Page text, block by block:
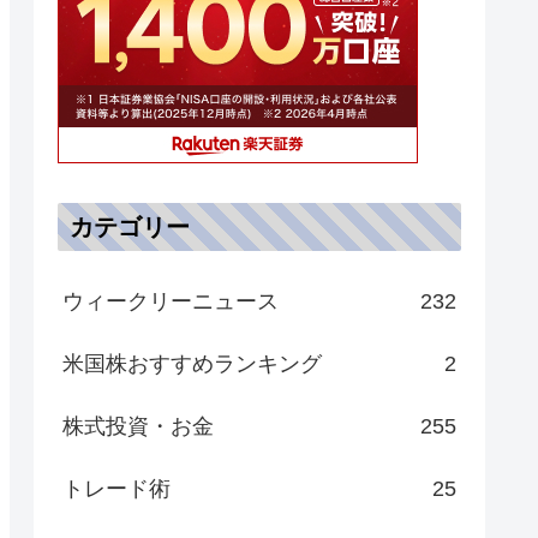
カテゴリー
ウィークリーニュース 232
米国株おすすめランキング 2
株式投資・お金 255
トレード術 25